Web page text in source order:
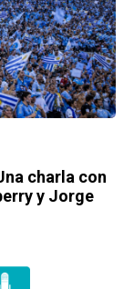
charla con
y Jorge